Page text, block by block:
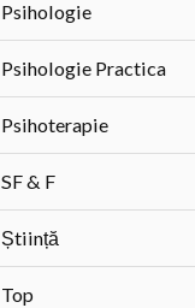
Psihologie
Psihologie Practica
Psihoterapie
SF & F
Știință
Top